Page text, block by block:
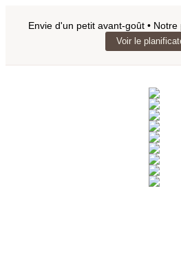
Envie d'un petit avant-goût •
Voir le